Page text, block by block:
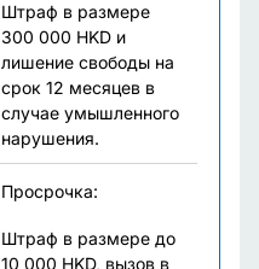
Штраф в размере
300 000 HKD и
лишение свободы на
срок 12 месяцев в
случае умышленного
нарушения.
Просрочка:
Штраф в размере до
10 000 HKD, вызов в